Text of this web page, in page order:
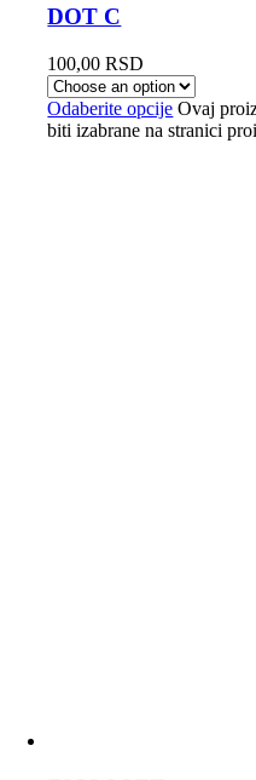
DOT C
100,00RSD
Odaberite opcije Ovaj
biti izabrane na stranici